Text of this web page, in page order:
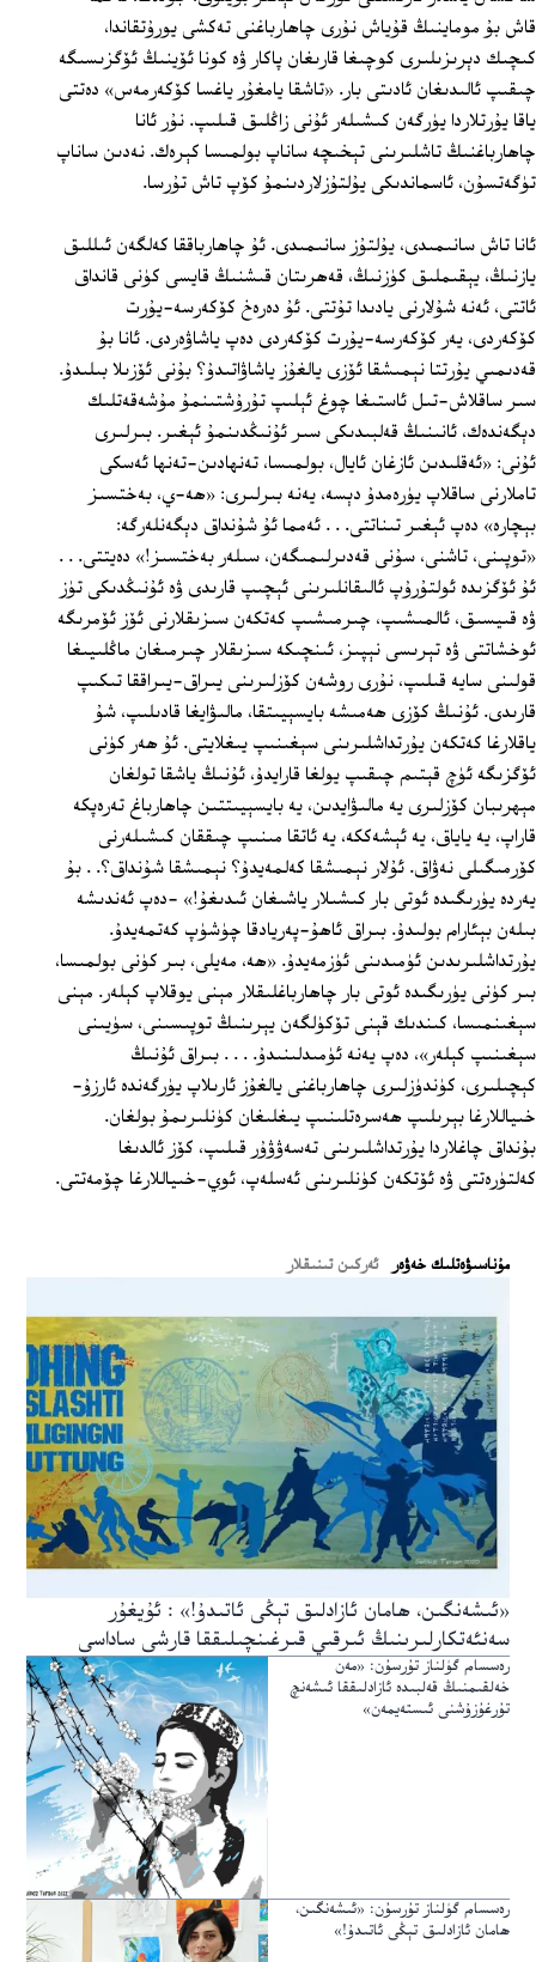
قاش بۇ موماينىڭ قۇياش نۇرى چاھارباغنى تەكشى يورۇتقاندا،
كىچىك دېرىزىلىرى كوچىغا قارىغان پاكار ۋە كونا ئۆينىڭ ئۆگزىسىگە
چىقىپ ئالىدىغان ئادىتى بار. «تاشقا يامغۇر ياغسا كۆكەرمەس» دەتتى
ياقا يۇرتلاردا يۈرگەن كىشىلەر ئۇنى زاڭلىق قىلىپ. نۇر ئانا
چاھارباغنىڭ تاشلىرىنى تېخىچە ساناپ بولمىسا كېرەك. نەدىن ساناپ
تۈگەتسۇن، ئاسماندىكى يۇلتۇزلاردىنمۇ كۆپ تاش تۇرسا.
ئانا تاش سانىمىدى، يۇلتۇز سانىمىدى. ئۇ چاھارباققا كەلگەن ئىللىق
يازنىڭ، يېقىملىق كۈزنىڭ، قەھرىتان قىشنىڭ قايسى كۈنى قانداق
ئاتتى، ئەنە شۇلارنى يادىدا تۇتتى. ئۇ دەرەخ كۆكەرسە-يۇرت
كۆكەردى، يەر كۆكەرسە-يۇرت كۆكەردى دەپ ياشاۋەردى. ئانا بۇ
قەدىمىي يۇرتتا نېمىشقا ئۆزى يالغۇز ياشاۋاتىدۇ؟ بۇنى ئۆزىلا بىلىدۇ.
سىر ساقلاش-تىل ئاستىغا چوغ ئېلىپ تۇرۇشتىنمۇ مۇشەقەتلىك
دېگەندەك، ئانىنىڭ قەلبىدىكى سىر ئۇنىڭدىنمۇ ئېغىر. بىرلىرى
ئۇنى: «ئەقلىدىن ئازغان ئايال، بولمىسا، تەنھادىن-تەنھا ئەسكى
تاملارنى ساقلاپ يۈرەمدۇ دېسە، يەنە بىرلىرى: «ھە-ي، بەختسىز
بېچارە» دەپ ئېغىر تىناتتى. . . ئەمما ئۇ شۇنداق دېگەنلەرگە:
«توپىنى، تاشنى، سۇنى قەدىرلىمىگەن، سىلەر بەختسىز!» دەيتتى. . .
ئۇ ئۆگزىدە ئولتۇرۇپ ئالىقانلىرىنى ئېچىپ قارىدى ۋە ئۇنىڭدىكى تۈز
ۋە قىيسىق، ئالمىشىپ، چىرمىشىپ كەتكەن سىزىقلارنى ئۆز ئۆمرىگە
ئوخشاتتى ۋە تېرىسى نېپىز، ئىنچىكە سىزىقلار چىرمىغان ماڭلىيىغا
قولىنى سايە قىلىپ، نۇرى روشەن كۆزلىرىنى يىراق-يىراققا تىكىپ
قارىدى. ئۇنىڭ كۆزى ھەمىشە بايسېيىتقا، مالىۋايغا قادىلىپ، شۇ
ياقلارغا كەتكەن يۇرتداشلىرىنى سېغىنىپ يىغلايتى. ئۇ ھەر كۈنى
ئۆگزىگە ئۈچ قېتىم چىقىپ يولغا قارايدۇ، ئۇنىڭ ياشقا تولغان
مېھرىبان كۆزلىرى يە مالىۋايدىن، يە بايسېيىتتىن چاھارباغ تەرەپكە
قاراپ، يە ياياق، يە ئېشەككە، يە ئاتقا مىنىپ چىققان كىشىلەرنى
كۆرمىگىلى نەۋاق. ئۇلار نېمىشقا كەلمەيدۇ؟ نېمىشقا شۇنداق؟. . بۇ
يەردە يۈرىگىدە ئوتى بار كىشىلار ياشىغان ئىدىغۇ!» -دەپ ئەندىشە
بىلەن بېئارام بولىدۇ. بىراق ئاھۇ-پەريادقا چۈشۈپ كەتمەيدۇ.
يۇرتداشلىرىدىن ئۈمىدىنى ئۈزمەيدۇ. «ھە، مەيلى، بىر كۈنى بولمىسا،
بىر كۈنى يۈرىگىدە ئوتى بار چاھارباغلىقلار مېنى يوقلاپ كېلەر. مېنى
سېغىنمىسا، كىندىك قېنى تۆكۈلگەن يېرىنىڭ توپىسىنى، سۈيىنى
سېغىنىپ كېلەر»، دەپ يەنە ئۈمىدلىنىدۇ. . . . بىراق ئۇنىڭ
كېچىلىرى، كۈندۈزلىرى چاھارباغنى يالغۇز ئارىلاپ يۈرگەندە ئارزۇ-
خىياللارغا بېرىلىپ ھەسرەتلىنىپ يىغلىغان كۈنلىرىمۇ بولغان.
بۇنداق چاغلاردا يۇرتداشلىرىنى تەسەۋۋۇر قىلىپ، كۆز ئالدىغا
كەلتۈرەتتى ۋە ئۆتكەن كۈنلىرىنى ئەسلەپ، ئوي-خىياللارغا چۆمەتتى.
ﻣﯘﻧﺎﺳﯩﯟﻩﺗﻠﯩﻚ ﺧﻪﯞﻩﺭ ئەركىن تىنىقلار
«ئىشەنگىن، ھامان ئازادلىق تېڭى ئاتىدۇ!» : ئۇيغۇر
سەنئەتكارلىرىنىڭ ئىرقىي قىرغىنچىلىققا قارشى ساداسى
رەسسام گۈلناز تۇرسۇن: «مەن
خەلقىمنىڭ قەلبىدە ئازادلىققا ئىشەنچ
تۇرغۇزۇشنى ئىستەيمەن»
رەسسام گۈلناز تۇرسۇن: «ئىشەنگىن،
ھامان ئازادلىق تېڭى ئاتىدۇ!»